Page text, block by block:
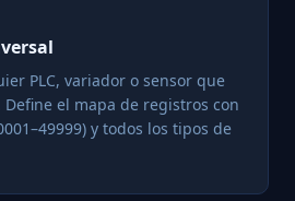
PLC, variador o sensor que
Define el mapa de registros con
y todos los tipos de